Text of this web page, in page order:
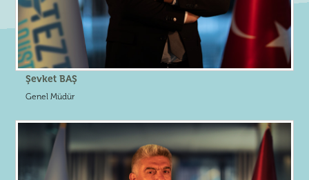
Şevket BAŞ
Genel Müdür